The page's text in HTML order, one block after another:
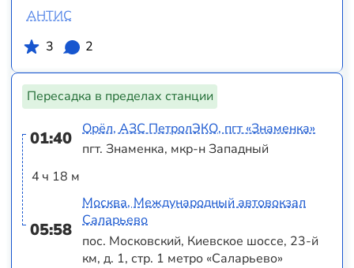
АНТИС
3
2
Пересадка в пределах станции
01:40
4 ч 18 м
05:58
Орёл, АЗС ПетролЭКО, пгт «Знаменка»
пгт. Знаменка, мкр-н Западный
Москва, Международный автовокзал
Саларьево
пос. Московский, Киевское шоссе, 23-й
км, д. 1, стр. 1 метро «Саларьево»